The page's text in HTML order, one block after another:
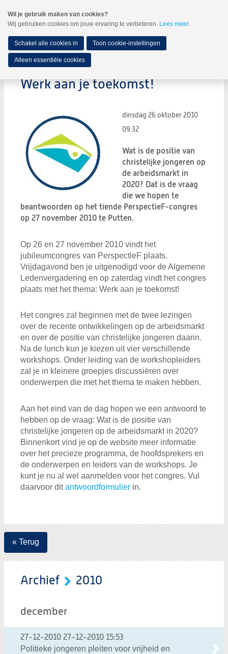
naar
Spring
de
inhoud
Spring
naar
hoofdmenu
MENU
Werk aan je toekomst!
dinsdag 26 oktober 2010
09:32
Wat is de positie van
christelijke jongeren op
de arbeidsmarkt in
2020? Dat is de vraag
die we hopen te
beantwoorden op het tiende PerspectieF-congres
op 27 november 2010 te Putten.
Op 26 en 27 november 2010 vindt het
jubileumcongres van PerspectieF plaats.
Vrijdagavond ben je uitgenodigd voor de Algemene
Ledenvergadering en op zaterdag vindt het congres
plaats met het thema: Werk aan je toekomst!
Het congres zal beginnen met de twee lezingen
over de recente ontwikkelingen op de arbeidsmarkt
en over de positie van christelijke jongeren daarin.
Na de lunch kun je kiezen uit vier verschillende
workshops. Onder leiding van de workshopleiders
zal je in kleinere groepjes discussiëren over
onderwerpen die met het thema te maken hebben.
Aan het eind van de dag hopen we een antwoord te
hebben op de vraag: Wat is de positie van
christelijke jongeren op de arbeidsmarkt in 2020?
Binnenkort vind je op de website meer informatie
over het precieze programma, de hoofdsprekers en
de onderwerpen en leiders van de workshops. Je
kunt je nu al wel aanmelden voor het congres. Vul
daarvoor ditantwoordformulier in.
« Terug
Archief 2010
december
27-12-2010 27-12-2010 15:53
Politieke jongeren pleiten voor vrijheid en
Wil je gebruik maken van cookies?
Wij gebruiken cookies om jouw ervaring te verbeteren. Lees meer.
Schakel alle cookies in Toon cookie-instellingen
Alleen essentiële cookies